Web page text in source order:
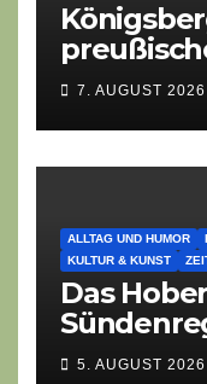
Zeiten
7. AUGUST 2026
ALLTAG UND HUMOR
KULTUR & KUNST
Das
eines
5. AUGUST 2026